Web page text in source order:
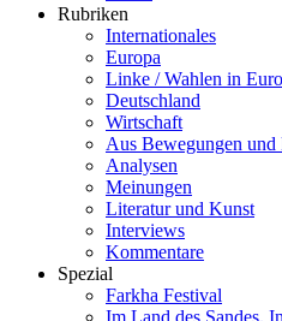
Rubriken
Internationales
Europa
Linke / Wahlen in
Deutschland
Wirtschaft
Aus Bewegungen und
Analysen
Meinungen
Literatur und Kunst
Interviews
Kommentare
Spezial
Farkha Festival
Im Land des Sandes.